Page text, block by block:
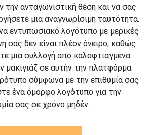
την ανταγωνιστική θέση και να σας
μια αναγνωρίσιμη ταυτότητα.
εντυπωσιακό λογότυπο με μερικές
σας δεν είναι πλέον όνειρο, καθώς
μια συλλογή από καλοφτιαγμένα
μακιγιάζ σε αυτήν την πλατφόρμα.
σύμφωνα με την επιθυμία σας
ένα όμορφο λογότυπο για την
σας σε χρόνο μηδέν.